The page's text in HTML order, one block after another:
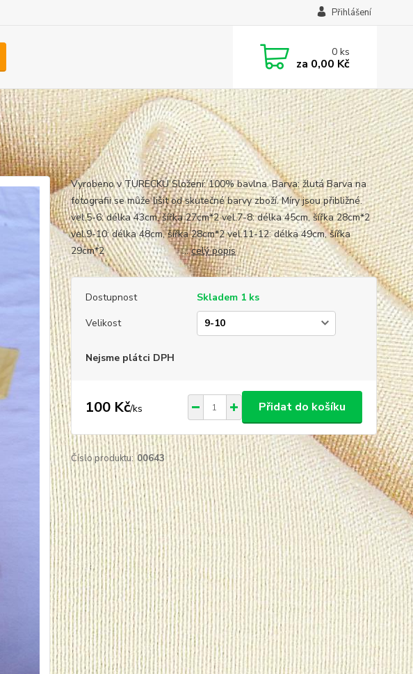
Přihlášení
0ks
za 0,00 Kč
Vyrobeno v TURECKU Složení: 100% bavlna. Barva: žlutá Barva na
fotografii se může lišit od skutečné barvy zboží. Míry jsou přibližné.
vel.5-6: délka 43cm, šířka 27cm*2 vel.7-8: délka 45cm, šířka 28cm*2
vel.9-10: délka 48cm, šířka 28cm*2 vel.11-12: délka 49cm, šířka
29cm*2 ...celý popis
Dostupnost
Skladem 1 ks
Velikost
Nejsme plátci DPH
100 Kč/ks Přidat do košíku
Číslo produktu: 00643